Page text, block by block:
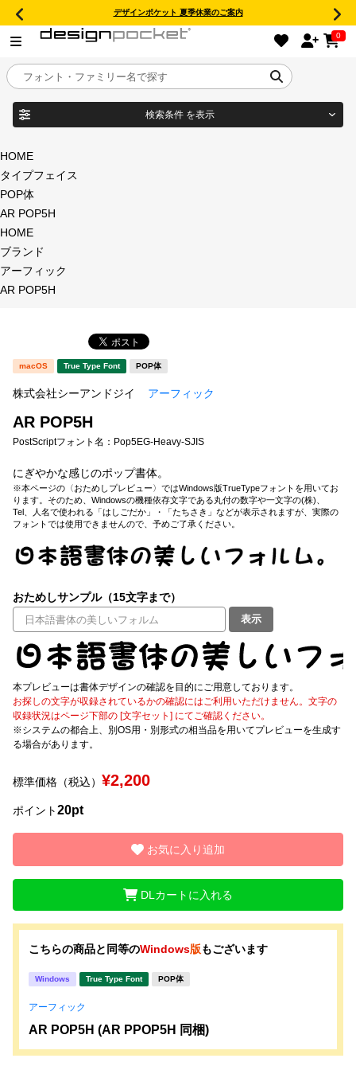
デザインポケット 夏季休業のご案内
0
目的別フォントガイド
特集
年間ライセンス商品
新着一覧
マイページ
お気に入り
よくあるご質問
お問い合わせ
検索条件 を表示
商品名
タイプフェイス
明朝体
宋朝体
教科書体
草書体 勘亭流
太さ・ウェイト
セット or 単体
文字種類
価格帯
HOME
タイプフェイス
POP体
AR POP5H
HOME
ブランド
アーフィック
AR POP5H
macOS True Type Font POP体
株式会社シーアンドジイ アーフィック
AR POP5H
PostScriptフォント名： Pop5EG-Heavy-SJIS
にぎやかな感じのポップ書体。
※本ページの〈おためしプレビュー〉ではWindows版TrueTypeフォントを用いてお
ります。そのため、Windowsの機種依存文字である丸付の数字や一文字の(株)、
Tel、人名で使われる「はしごだか」・「たちさき」などが表示されますが、実際の
フォントでは使用できませんので、予めご了承ください。
おためしサンプル（15文字まで）
表示
本プレビューは書体デザインの確認を目的にご用意しております。
お探しの文字が収録されているかの確認にはご利用いただけません。文字の
収録状況はページ下部の [文字セット] にてご確認ください。
※システムの都合上、別OS用・別形式の相当品を用いてプレビューを生成す
る場合があります。
標準価格（税込） ¥2,200
ポイント20pt
お気に入り追加
DLカートに入れる
こちらの商品と同等のWindows版もございます
Windows True Type Font POP体
アーフィック
AR POP5H (AR PPOP5H 同梱)